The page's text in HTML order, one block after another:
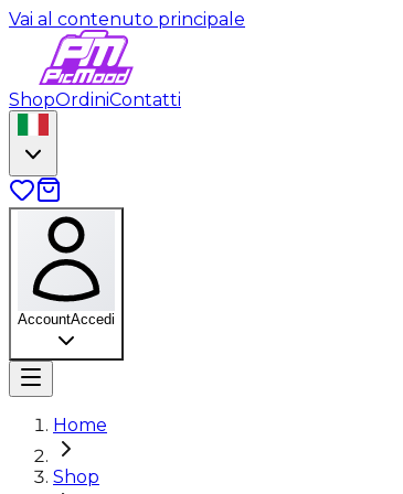
Vai al contenuto principale
ShopOrdiniContatti
AccountAccedi
Home
Shop